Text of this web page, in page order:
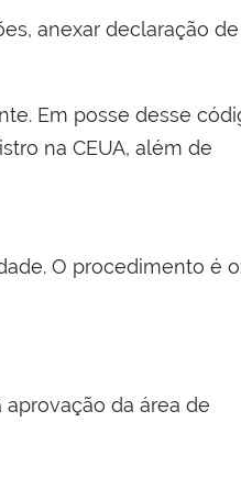
anexar declaração de
Em posse desse
na CEUA, além de
O procedimento é
da área de